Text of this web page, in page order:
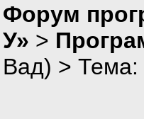
Форум
У» >
Вад) > Тема: